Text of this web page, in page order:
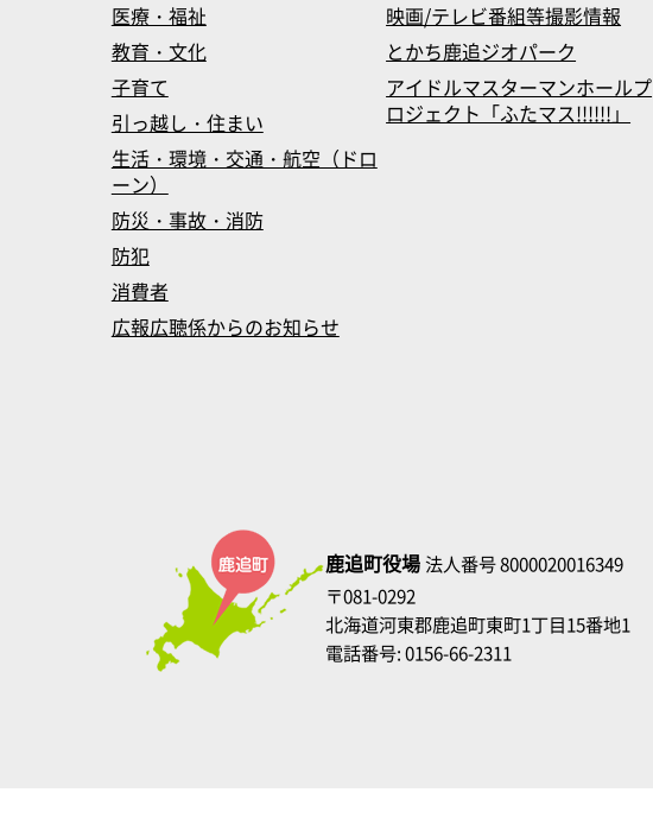
医療・福祉
教育・文化
子育て
引っ越し・住まい
生活・環境・交通・航空（ドロ
ーン）
防災・事故・消防
防犯
消費者
広報広聴係からのお知らせ
映画/テレビ番組等撮影情報
とかち鹿追ジオパーク
アイドルマスターマンホールプ
ロジェクト「ふたマス!!!!!!」
鹿追町役場法人番号 8000020016349
〒081-0292
北海道河東郡鹿追町東町1丁目15番地1
電話番号: 0156-66-2311